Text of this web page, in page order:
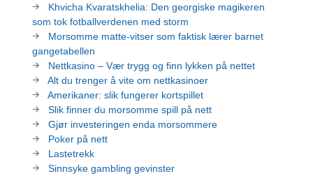
Khvicha Kvaratskhelia: Den georgiske magikeren
som tok fotballverdenen med storm
Morsomme matte-vitser som faktisk lærer barnet
gangetabellen
Nettkasino – Vær trygg og finn lykken på nettet
Alt du trenger å vite om nettkasinoer
Amerikaner: slik fungerer kortspillet
Slik finner du morsomme spill på nett
Gjør investeringen enda morsommere
Poker på nett
Lastetrekk
Sinnsyke gambling gevinster